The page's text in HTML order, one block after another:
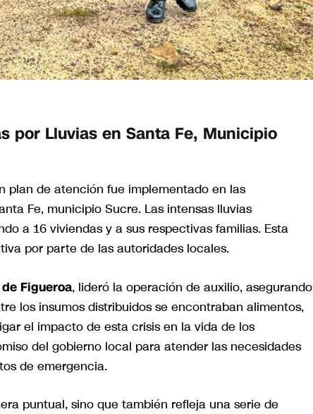
por Lluvias en Santa Fe, Municipio
plan de atención fue implementado en las
Fe, municipio Sucre. Las intensas lluvias
a 16 viviendas y a sus respectivas familias. Esta
por parte de las autoridades locales.
Figueroa, lideró la operación de auxilio, asegurando
los insumos distribuidos se encontraban alimentos,
el impacto de esta crisis en la vida de los
del gobierno local para atender las necesidades
de emergencia.
puntual, sino que también refleja una serie de